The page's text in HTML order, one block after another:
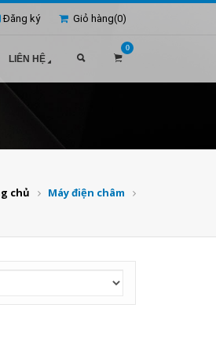
Giỏ hàng(0)
Đăng ký
0
LIÊN HỆ
chủ Máy điện châm